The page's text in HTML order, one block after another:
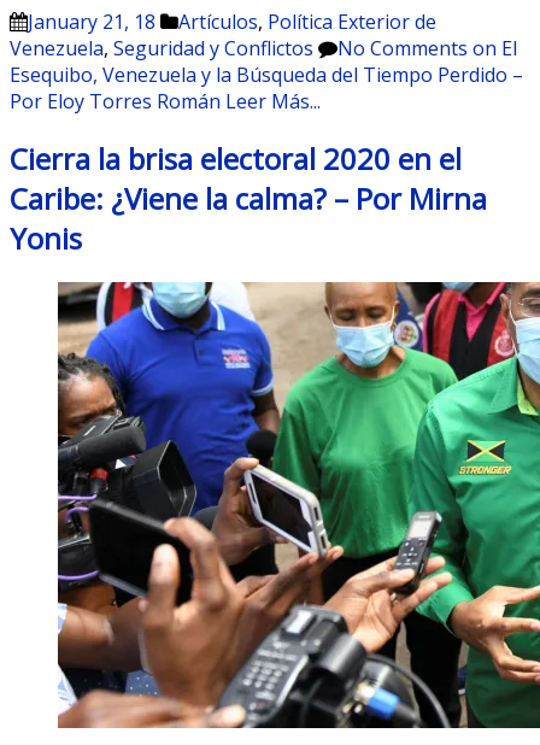
January 21, 18 Artículos, Política Exterior de
Venezuela, Seguridad y Conflictos No Comments on El
Esequibo, Venezuela y la Búsqueda del Tiempo Perdido –
Por Eloy Torres Román Leer Más...
Cierra la brisa electoral 2020 en el
Caribe: ¿Viene la calma? – Por Mirna
Yonis